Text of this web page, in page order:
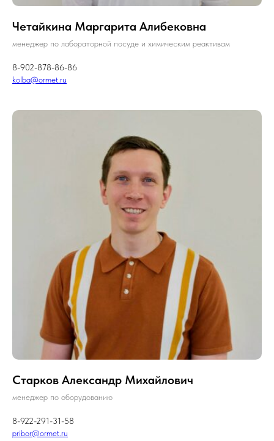
Четайкина Маргарита Алибековна
менеджер по лабораторной посуде и химическим реактивам
8-902-878-86-86
kolba@ormet.ru
Старков Александр Михайлович
менеджер по оборудованию
8-922-291-31-58
pribor@ormet.ru